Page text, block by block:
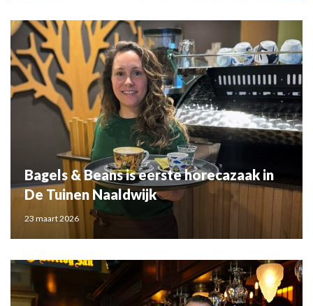
Bagels & Beans is eerste horecazaak in
De Tuinen Naaldwijk
23 maart 2026